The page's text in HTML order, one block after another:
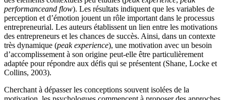
performanceand flow). Les résultats indiquent que les variables de
perception et d’émotion jouent un rôle important dans le processus
entrepreneurial. Les auteurs établissent un lien entre les motivations
des entrepreneurs et les chances de succès. Ainsi, dans un contexte
très dynamique (peak experience), une motivation avec un besoin
d’accomplissement à son origine peut-elle être particulièrement
adaptée pour répondre aux défis qui se présentent (Shane, Locke et
Collins, 2003).
Cherchant à dépasser les conceptions souvent isolées de la